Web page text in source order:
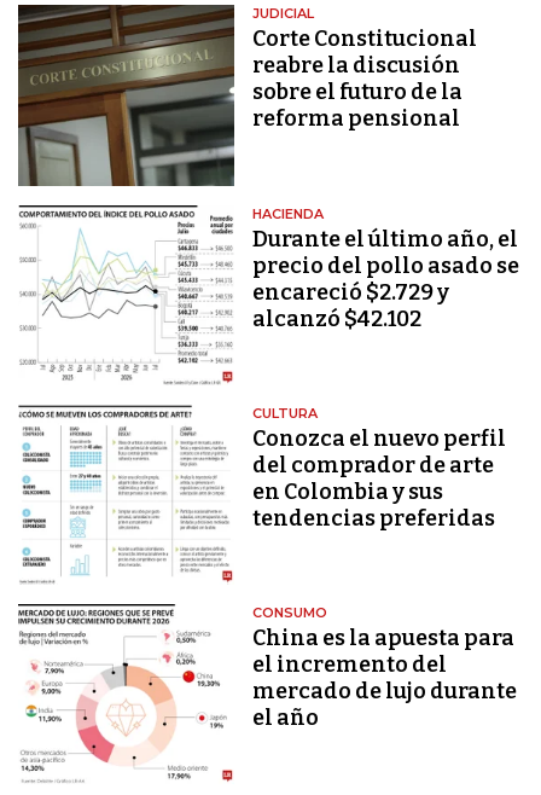
JUDICIAL
Corte Constitucional
reabre la discusión
sobre el futuro de la
reforma pensional
HACIENDA
Durante el último año, el
precio del pollo asado se
encareció $2.729 y
alcanzó $42.102
CULTURA
Conozca el nuevo perfil
del comprador de arte
en Colombia y sus
tendencias preferidas
CONSUMO
China es la apuesta para
el incremento del
mercado de lujo durante
el año